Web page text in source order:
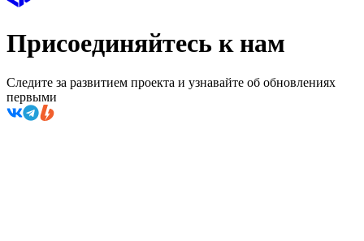
Присоединяйтесь к нам
Следите за развитием проекта и узнавайте об обновлениях
первыми